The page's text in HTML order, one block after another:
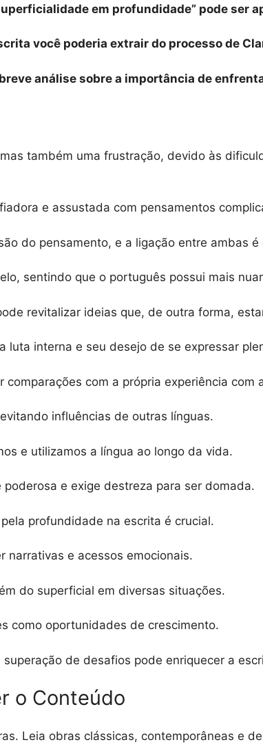
em profundidade” pode ser
você poderia extrair do processo de
análise sobre a importância de
também uma frustração, devido às
e assustada com pensamentos
do pensamento, e a ligação entre ambas é
sentindo que o português possui mais
revitalizar ideias que, de outra forma,
luta interna e seu desejo de se expressar
comparações com a própria experiência com
influências de outras línguas.
e utilizamos a língua ao longo da vida.
e exige destreza para ser domada.
profundidade na escrita é crucial.
narrativas e acessos emocionais.
do superficial em diversas situações.
como oportunidades de crescimento.
de desafios pode enriquecer a
o Conteúdo
Leia obras clássicas, contemporâneas e